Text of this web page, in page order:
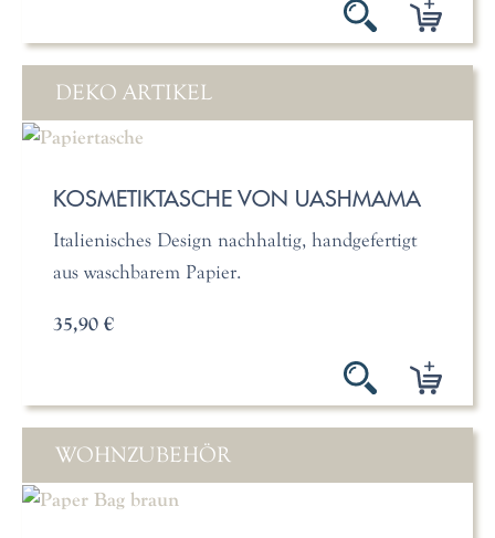
DEKO ARTIKEL
KOSMETIKTASCHE VON UASHMAMA
Italienisches Design nachhaltig, handgefertigt
aus waschbarem Papier.
35,90 €
WOHNZUBEHÖR